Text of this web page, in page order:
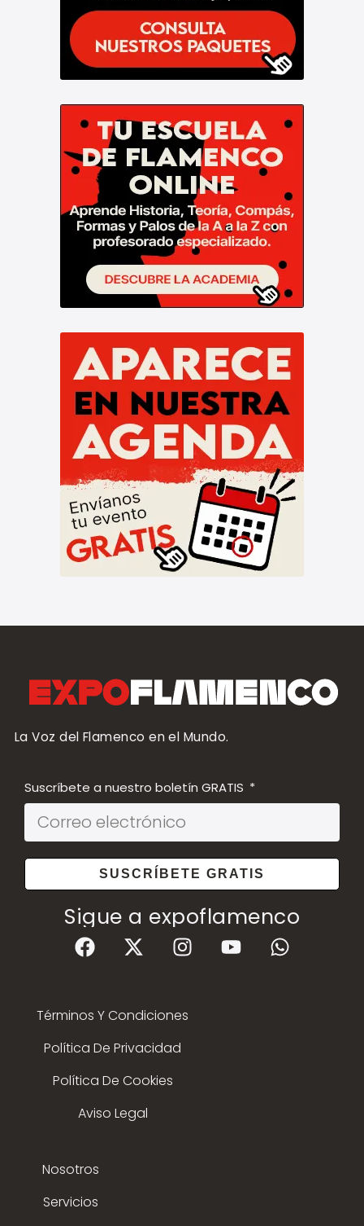
La Voz del Flamenco en el Mundo.
Suscríbete a nuestro boletín GRATIS
SUSCRÍBETE GRATIS
Sigue a expoflamenco
Términos Y Condiciones
Política De Privacidad
Política De Cookies
Aviso Legal
Nosotros
Servicios